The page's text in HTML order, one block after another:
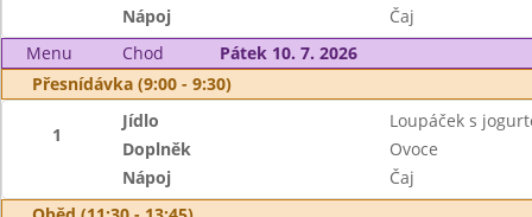
Nápoj
Čaj
Menu
Chod
Pátek 10. 7. 2026
Přesnídávka (9:00 - 9:30)
1
Jídlo
Loupáček s
Doplněk
Ovoce
Nápoj
Čaj